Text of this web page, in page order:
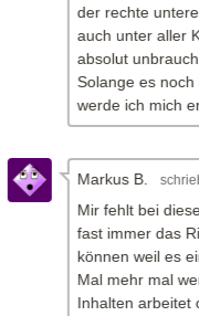
der rechte
auch unter aller
absolut
Solange es
werde ich mich
Markus B.
Mir fehlt bei
fast immer das
können weil es
Mal mehr mal
Inhalten arbeitet